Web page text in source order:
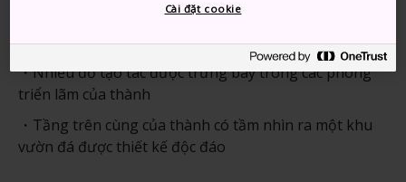
Thành Kishiwada cách Sân bay Quốc tế Kansai chỉ 20
phút đi tàu
Nhiều đồ tạo tác được trưng bày trong các phòng
triển lãm của thành
Tầng trên cùng của thành có tầm nhìn ra một khu
vườn đá được thiết kế độc đáo
Cài đặt cookie